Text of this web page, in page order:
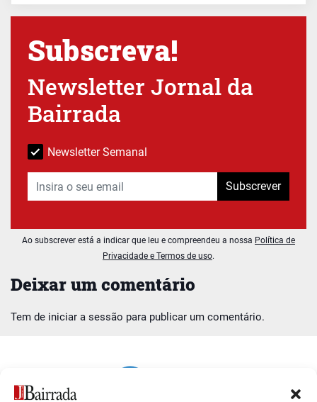
Deixar um comentário
Tem de iniciar a sessão para publicar um comentário.
Subscreva!
Newsletter Jornal da
Bairrada
Newsletter Semanal
Subscrever
Ao subscrever está a indicar que leu e compreendeu a nossa Política de
Privacidade e Termos de uso.